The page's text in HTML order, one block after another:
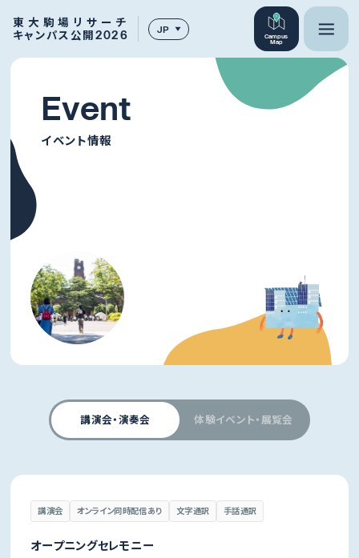
東大駒場リサーチ
キャンパス公開2026
JP
Campus
Map
Event
イベント情報
講演会・演奏会 体験イベント・展覧会
講演会 オンライン同時配信あり 文字通訳 手話通訳
オープニングセレモニー